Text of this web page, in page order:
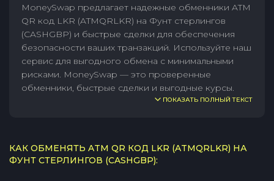
MoneySwap предлагает надежные обменники ATM
QR код LKR (ATMQRLKR) на Фунт стерлингов
(CASHGBP) и быстрые сделки для обеспечения
безопасности ваших транзакций. Используйте наш
сервис для выгодного обмена с минимальными
рисками. MoneySwap — это проверенные
обменники, быстрые сделки и выгодные курсы.
ПОКАЗАТЬ ПОЛНЫЙ ТЕКСТ
КАК ОБМЕНЯТЬ ATM QR КОД LKR (ATMQRLKR) НА
ФУНТ СТЕРЛИНГОВ (CASHGBP):